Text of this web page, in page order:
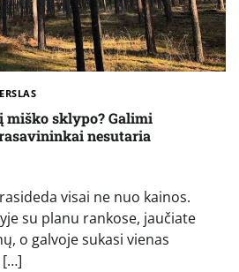
sklypo? Galimi
nesutaria
visai ne nuo kainos.
su planu rankose, jaučiate
o galvoje sukasi vienas
[…]